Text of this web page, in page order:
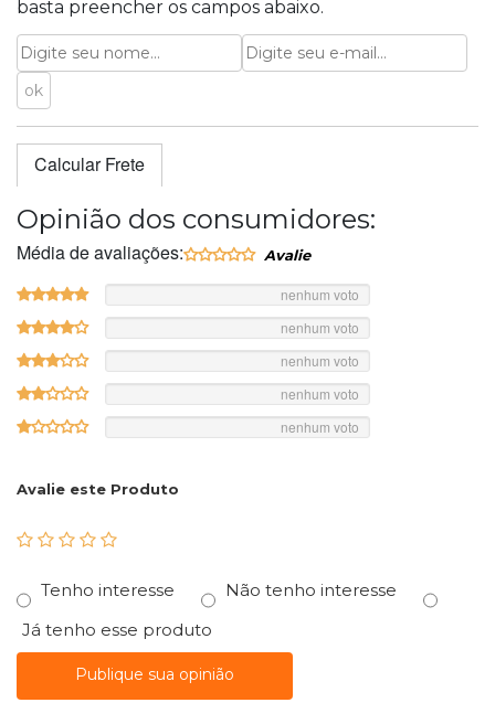
basta preencher os campos abaixo.
Calcular Frete
Opinião dos consumidores:
Média de avaliações:
nenhum voto
nenhum voto
nenhum voto
nenhum voto
nenhum voto
Avalie este Produto
Tenho interesse
Não tenho interesse
Já tenho esse produto
Publique sua opinião